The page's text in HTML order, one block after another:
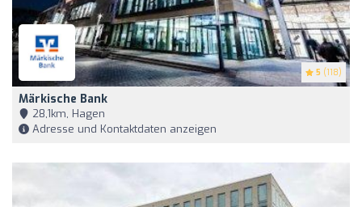
5 (118)
Märkische Bank
28,1km, Hagen
Adresse und Kontaktdaten anzeigen